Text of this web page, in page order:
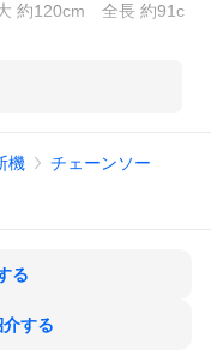
約120cm 全長 約91c
業務に携わる全ての作
されておりますが、
機 チェーンソー
る
する